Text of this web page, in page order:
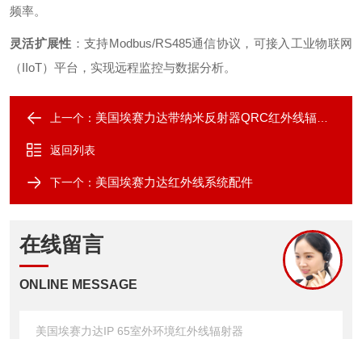
频率。
灵活扩展性 ：支持Modbus/RS485通信协议，可接入工业物联网
（IIoT）平台，实现远程监控与数据分析。
上一个： 美国埃赛力达带纳米反射器QRC红外线辐射器
返回列表
下一个： 美国埃赛力达红外线系统配件
在线留言
ONLINE MESSAGE